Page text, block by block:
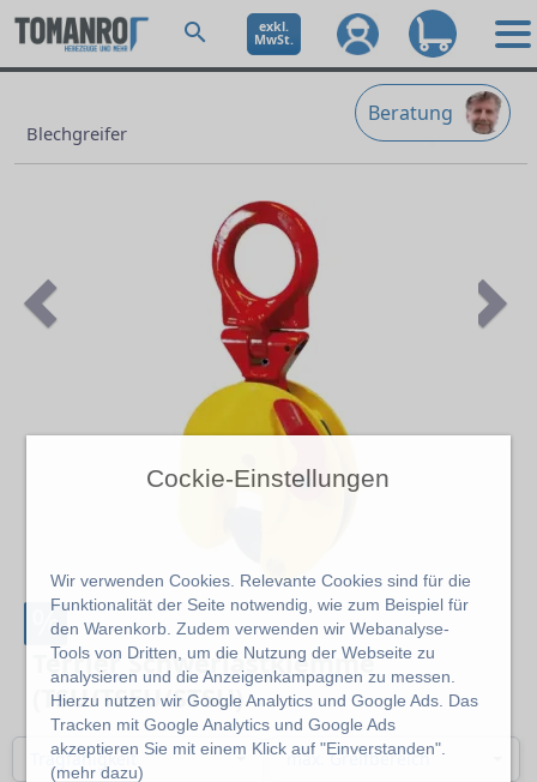
Cockie-Einstellungen
Wir verwenden Cookies. Relevante Cookies sind für die
Funktionalität der Seite notwendig, wie zum Beispiel für
den Warenkorb. Zudem verwenden wir Webanalyse-
Tools von Dritten, um die Nutzung der Webseite zu
analysieren und die Anzeigenkampagnen zu messen.
Hierzu nutzen wir Google Analytics und Google Ads. Das
Tracken mit Google Analytics und Google Ads
akzeptieren Sie mit einem Klick auf "Einverstanden".
(mehr dazu)
exkl.
MwSt.
Beratung
Blechgreifer
Previous
%
Terrier Schwerlastklemme
(TSU/TSEU/STSU)
Tragfähigkeit max. Greifbereich